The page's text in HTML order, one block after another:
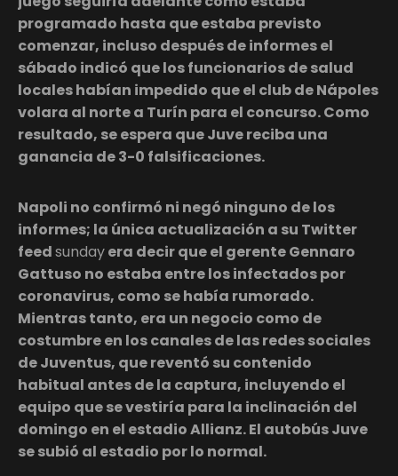
programado hasta que estaba previsto
comenzar, incluso después de informes el
sábado indicó que los funcionarios de salud
locales habían impedido que el club de Nápoles
volara al norte a Turín para el concurso. Como
resultado, se espera que Juve reciba una
ganancia de 3-0 falsificaciones.
Napoli no confirmó ni negó ninguno de los
informes; la única actualización a su Twitter
feedsundayera decir que el gerente Gennaro
Gattuso no estaba entre los infectados por
coronavirus, como se había rumorado.
Mientras tanto, era un negocio como de
costumbre en los canales de las redes sociales
de Juventus, que reventó su contenido
habitual antes de la captura, incluyendo el
equipo que se vestiría para la inclinación del
domingo en el estadio Allianz. El autobús Juve
se subió al estadio por lo normal.